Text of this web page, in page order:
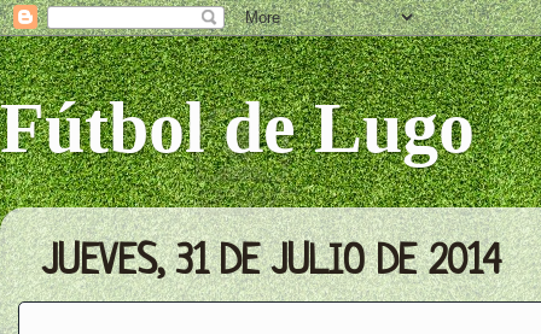
Fútbol de Lugo
JUEVES, 31 DE JULIO DE 2014